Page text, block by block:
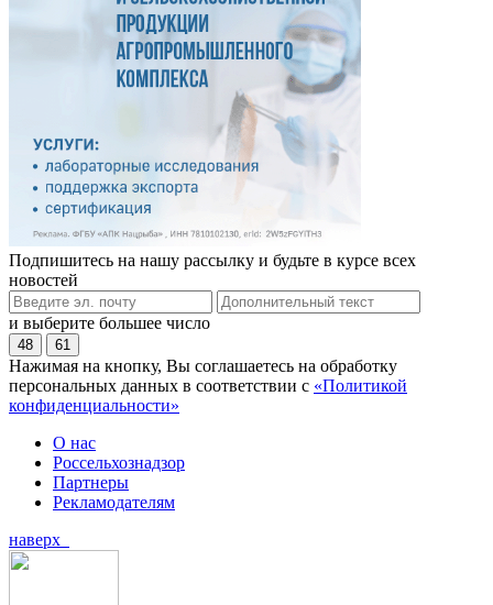
Подпишитесь на нашу рассылку и будьте в курсе всех
новостей
и выберите большее число
48 61
Нажимая на кнопку, Вы соглашаетесь на обработку
персональных данных в соответствии с «Политикой
конфиденциальности»
О нас
Россельхознадзор
Партнеры
Рекламодателям
наверх